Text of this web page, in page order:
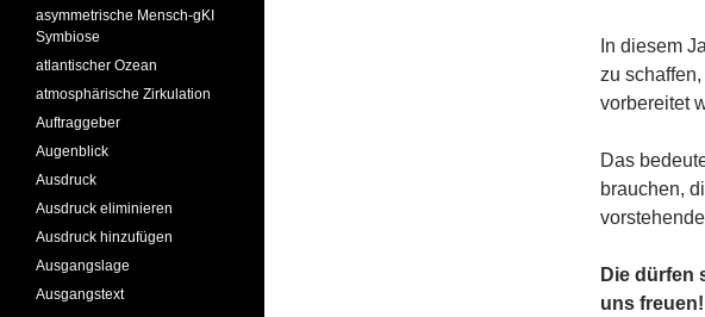
In diesem
zu
vorbereitet
Das
brauchen,
Die dürfen
uns
asymmetrische Mensch-gKI
Symbiose
atlantischer Ozean
atmosphärische Zirkulation
Auftraggeber
Augenblick
Ausdruck
Ausdruck eliminieren
Ausdruck hinzufügen
Ausgangslage
Ausgangstext